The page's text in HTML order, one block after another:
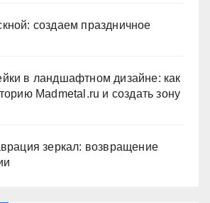
создаем праздничное
в ландшафтном дизайне: как
Madmetal.ru и создать зону
зеркал: возвращение